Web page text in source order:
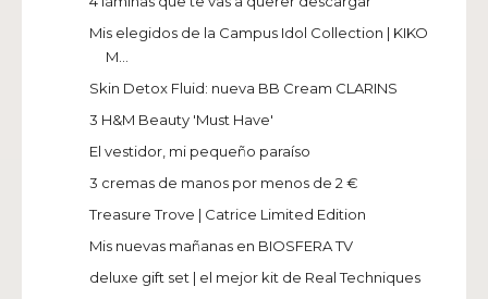
Mis elegidos de la Campus Idol Collection | KIKO
M...
Skin Detox Fluid: nueva BB Cream CLARINS
3 H&M Beauty 'Must Have'
El vestidor, mi pequeño paraíso
3 cremas de manos por menos de 2 €
Treasure Trove | Catrice Limited Edition
Mis nuevas mañanas en BIOSFERA TV
deluxe gift set | el mejor kit de Real Techniques